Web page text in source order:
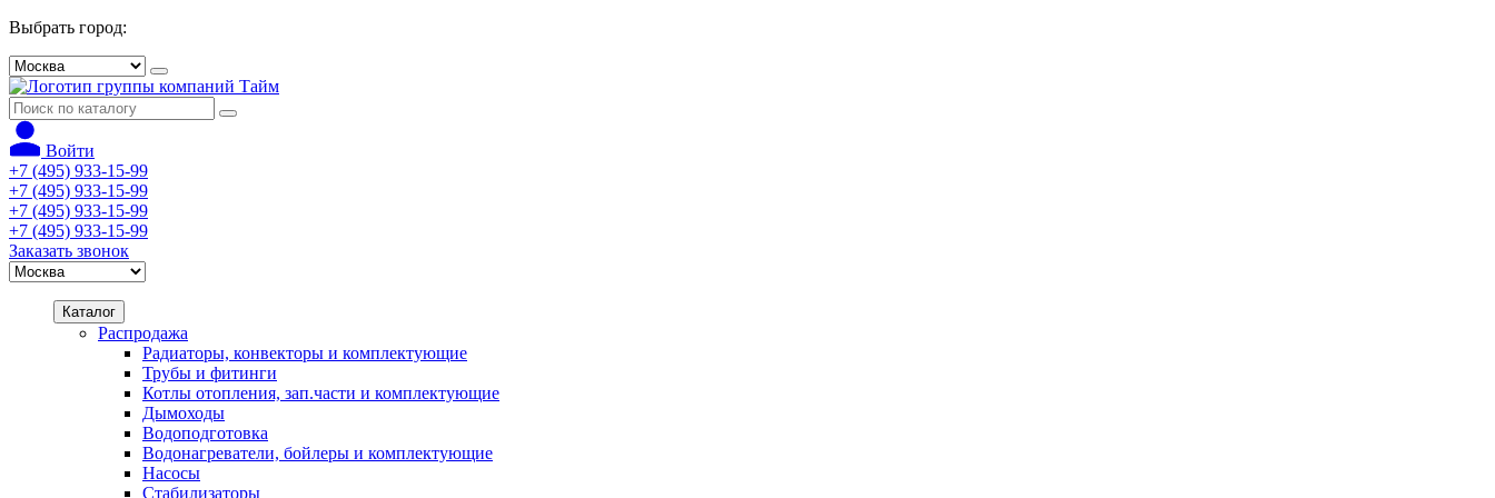
Выбрать город:
Войти
+7 (495) 933-15-99
+7 (495) 933-15-99
+7 (495) 933-15-99
+7 (495) 933-15-99
Заказать звонок
Каталог
Распродажа
Радиаторы, конвекторы и комплектующие
Трубы и фитинги
Котлы отопления, зап.части и комплектующие
Дымоходы
Водоподготовка
Водонагреватели, бойлеры и комплектующие
Насосы
Стабилизаторы